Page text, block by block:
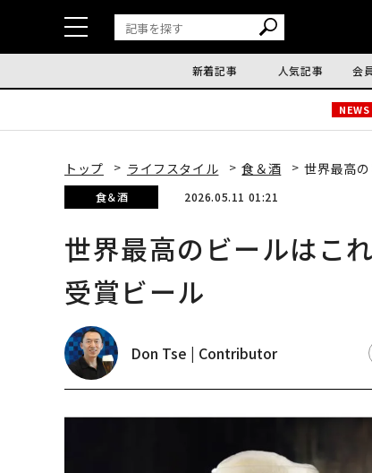
新着記事 人気記事 会
NEWS
トップ ライフスタイル 食＆酒 世界最高
食＆酒 2026.05.11 01:21
世界最高のビールは
受賞ビール
Don Tse | Contributor